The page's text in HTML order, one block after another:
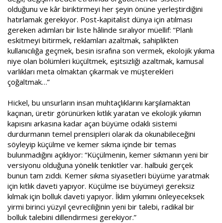
olduğunu ve kâr biriktirmeyi her şeyin önüne yerleştirdiğini
hatırlamak gerekiyor. Post-kapitalist dünya için atılması
gereken adımları bir liste hâlinde sıralıyor müellif: “Planlı
eskitmeyi bitirmek, reklamları azaltmak, sahiplikten
kullanıcılığa geçmek, besin israfına son vermek, ekolojik yıkıma
niye olan bölümleri küçültmek, eşitsizliği azaltmak, kamusal
varlıkları meta olmaktan çıkarmak ve müşterekleri
çoğaltmak…”
Hickel, bu unsurların insan muhtaçlıklarını karşılamaktan
kaçınan, üretir görünürken kıtlık yaratan ve ekolojik yıkımın
kapısını arkasına kadar açan büyüme odaklı sistemi
durdurmanın temel prensipleri olarak da okunabileceğini
söyleyip küçülme ve kemer sıkma içinde bir temas
bulunmadığını açıklıyor: “Küçülmenin, kemer sıkmanın yeni bir
versiyonu olduğuna yönelik tenkitler var. halbuki gerçek
bunun tam zıddı. Kemer sıkma siyasetleri büyüme yaratmak
için kıtlık daveti yapıyor. Küçülme ise büyümeyi gereksiz
kılmak için bolluk daveti yapıyor. İklim yıkımını önleyeceksek
yirmi birinci yüzyıl çevreciliğinin yeni bir talebi, radikal bir
bolluk talebini dillendirmesi gerekiyor.”